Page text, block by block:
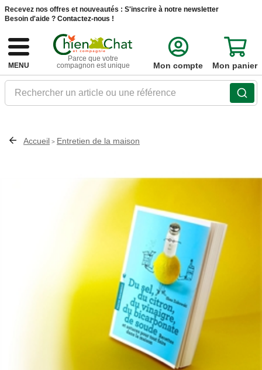
Recevez nos offres et nouveautés : S'inscrire à notre newsletter
Besoin d'aide ? Contactez-nous !
MENU
Parce que votre
compagnon est unique
Rechercher un article ou une référence
Mon compte Mon panier
Accueil > Entretien de la maison